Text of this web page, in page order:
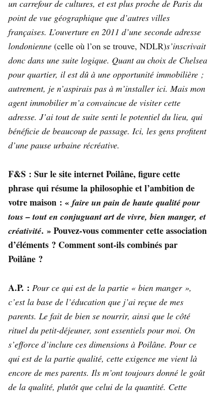
un carrefour de cultures, et est plus proche de Paris du
point de vue géographique que d’autres villes
françaises. L’ouverture en 2011 d’une seconde adresse
londonienne (celle où l’on se trouve, NDLR)s’inscrivait
donc dans une suite logique. Quant au choix de Chelsea
pour quartier, il est dû à une opportunité immobilière ;
autrement, je n’aspirais pas à m’installer ici. Mais mon
agent immobilier m’a convaincue de visiter cette
adresse. J’ai tout de suite senti le potentiel du lieu, qui
bénéficie de beaucoup de passage. Ici, les gens profitent
d’une pause urbaine récréative.
F&S : Sur le site internet Poilâne, figure cette
phrase qui résume la philosophie et l’ambition de
votre maison : « faire un pain de haute qualité pour
tous – tout en conjuguant art de vivre, bien manger, et
créativité. » Pouvez-vous commenter cette association
d’éléments ? Comment sont-ils combinés par
Poilâne ?
A.P. : Pour ce qui est de la partie « bien manger »,
c’est la base de l’éducation que j’ai reçue de mes
parents. Le fait de bien se nourrir, ainsi que le côté
rituel du petit-déjeuner, sont essentiels pour moi. On
s’efforce d’inclure ces dimensions à Poilâne. Pour ce
qui est de la partie qualité, cette exigence me vient là
encore de mes parents. Ils m’ont toujours donné le goût
de la qualité, plutôt que celui de la quantité. Cette